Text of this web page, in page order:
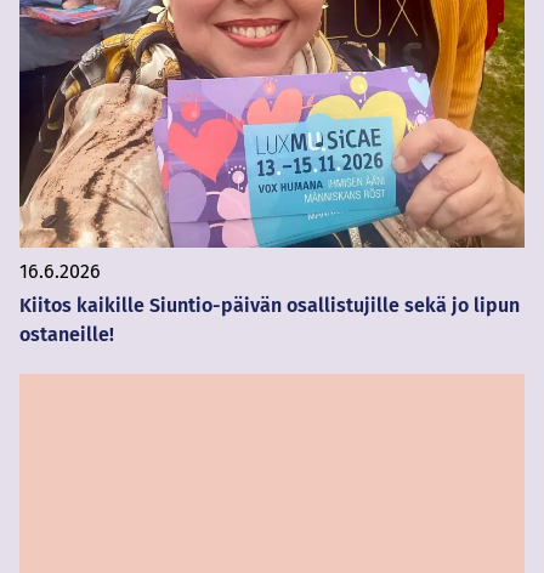
16.6.2026
Kiitos kaikille Siuntio-päivän osallistujille sekä jo lipun
ostaneille!